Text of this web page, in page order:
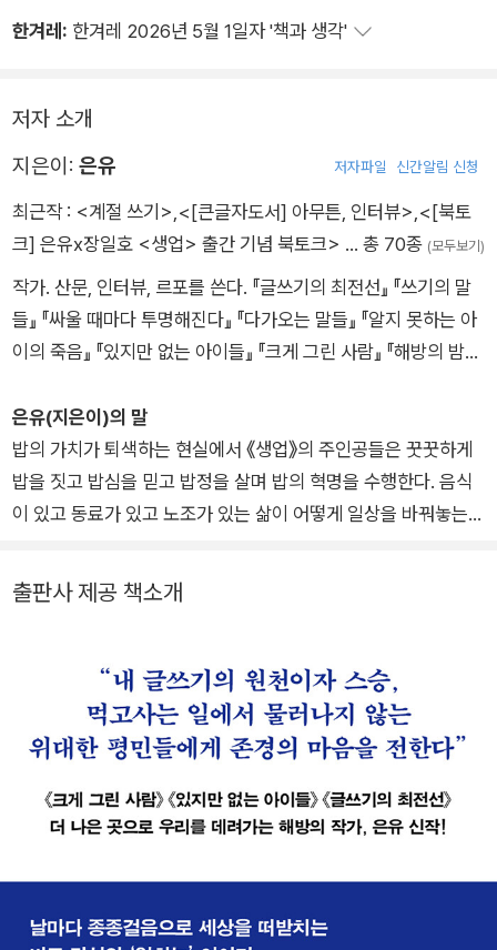
는 사람, 평범한 사람을 주인공 자리에 세웠다. 식사 한 그릇을 통
한겨레: 한겨레 2026년 5월 1일자 '책과 생각'
저자 소개
지은이: 은유 저자파일 신간알림 신청
최근작 : <계절 쓰기> <[큰글자도서] 아무튼, 인터뷰> <[북토
크] 은유x장일호 <생업> 출간 기념 북토크> … 총 70종 (모두보기)
작가. 산문, 인터뷰, 르포를 쓴다. 『글쓰기의 최전선』 『쓰기의 말
들』 『싸울 때마다 투명해진다』 『다가오는 말들』 『알지 못하는 아
이의 죽음』 『있지만 없는 아이들』 『크게 그린 사람』 『해방의 밤』
며 자기 언어를 만드는 일의 가치를 나누려 ‘감응의 글쓰기’ ‘메타
포라’ 등 글쓰기 수업을 연다.
은유(지은이)의 말
밥의 가치가 퇴색하는 현실에서 《생업》의 주인공들은 꿋꿋하게
밥을 짓고 밥심을 믿고 밥정을 살며 밥의 혁명을 수행한다. 음식
이 있고 동료가 있고 노조가 있는 삶이 어떻게 일상을 바꿔놓는
는지 이들은 자기 삶으로 증명한다. 그동안 나를 키워낸 타인의
노동을 돌아보게 한다는 점에서 노동 감수성을 가르치는 교사다.
아니라 같이 사는 사회를 만드는 데도 아이디어가 많은 사람들이
다. 멋지게 사는 법을 고민할 때 참조하고 모방하고 싶은 ‘노동자
생애 모델’이 되어주리라는 믿음이 있다. 인터뷰를 한 나부터 큰
러나지 않는 위대한 평민들에게 존경의 마음을 전한다.
출판사 제공 책소개